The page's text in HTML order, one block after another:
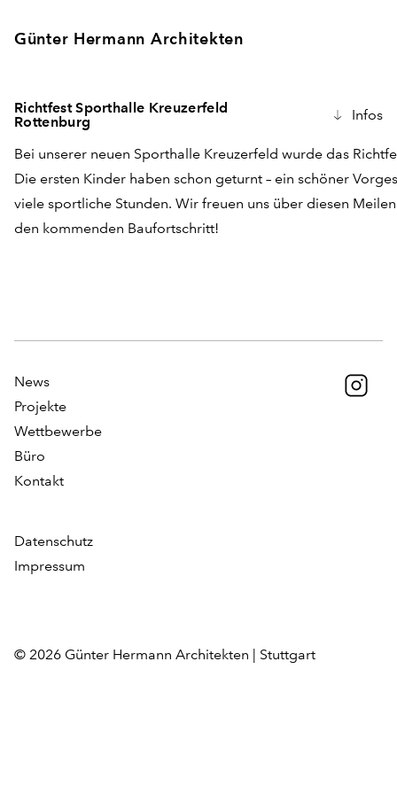
Günter Hermann Architekten
Richtfest Sporthalle Kreuzerfeld
Rottenburg
Infos
Bei unserer neuen Sporthalle Kreuzerfeld wurde das
Die ersten Kinder haben schon geturnt – ein schöner
viele sportliche Stunden. Wir freuen uns über diesen
den kommenden Baufortschritt!
News
Projekte
Wettbewerbe
Büro
Kontakt
Datenschutz
Impressum
© 2026 Günter Hermann Architekten | Stuttgart